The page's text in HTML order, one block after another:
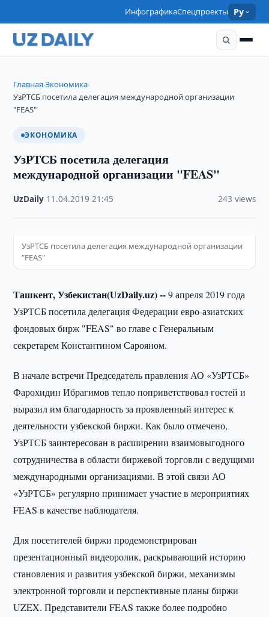
ИнфографикаСпецпроекты Ру
Главная›Экономика›
УзРТСБ посетила делегация международной организации
"FEAS"
ЭКОНОМИКА
УзРТСБ посетила делегация
международной организации "FEAS"
UzDaily 11.04.2019 ·21:45 243 views
УзРТСБ посетила делегация международной организации
"FEAS"
Ташкент, Узбекистан(UzDaily.uz) --9 апреля 2019 года
УзРТСБ посетила делегация Федерации евро-азиатских
фондовых бирж "FEAS" во главе с Генеральным
секретарем Константином Сарояном.
В начале встречи Председатель правления АО «УзРТСБ»
Фарохидин Ибрагимов тепло поприветствовал гостей и
выразил им благодарность за проявленный интерес к
деятельности узбекской биржи. Как было отмечено,
УзРТСБ заинтересован в расширении взаимовыгодного
сотрудничества в области биржевой торговли с ведущими
международными организациями. В этой связи АО
«УзРТСБ» регулярно принимает участие в мероприятиях
FEAS в качестве наблюдателя.
Для посетителей биржи продемонстрирован
презентационный видеоролик, раскрывающий историю
становления и развития узбекской биржи, механизмы
электронной торговли и перспективные планы биржи
UZEX. Представители FEAS также более подробно